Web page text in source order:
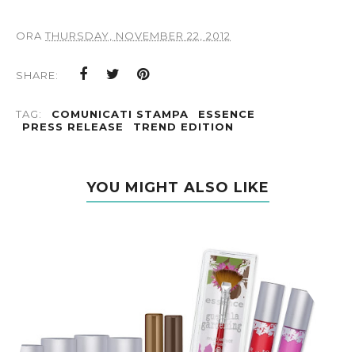
ORA THURSDAY, NOVEMBER 22, 2012
SHARE:
TAG: COMUNICATI STAMPA
ESSENCE
PRESS RELEASE
TREND EDITION
YOU MIGHT ALSO LIKE